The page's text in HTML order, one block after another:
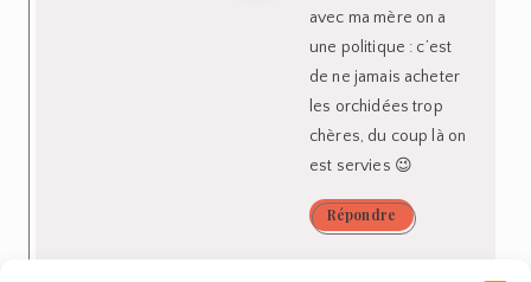
avec ma mère on a
une politique : c’est
de ne jamais acheter
les orchidées trop
chères, du coup là on
est servies 😉
Répondre